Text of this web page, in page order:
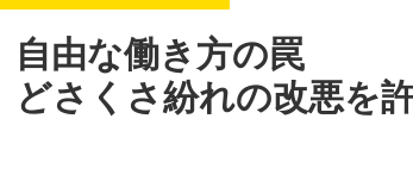
自由な働き方の罠
どさくさ紛れの改悪を